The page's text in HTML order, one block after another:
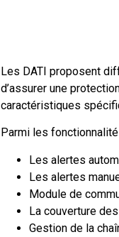
Les DATI proposent
d’assurer une
caractéristiques
Parmi les
Les alertes
Les alertes
Module de
La couverture
Gestion de la